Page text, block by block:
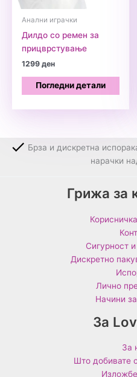
Анални играчки
Дилдо со ремен за
прицврстување
1299ден
Погледни детали
Брза и дискретна
нарачки
Грижа за
Сигурност
Дискретно
Лично
Начини
За
За
Што добивате